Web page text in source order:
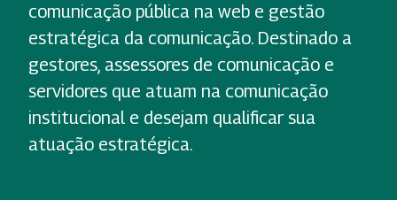
comunicação pública na web e gestão
estratégica da comunicação. Destinado a
gestores, assessores de comunicação e
servidores que atuam na comunicação
institucional e desejam qualificar sua
atuação estratégica.